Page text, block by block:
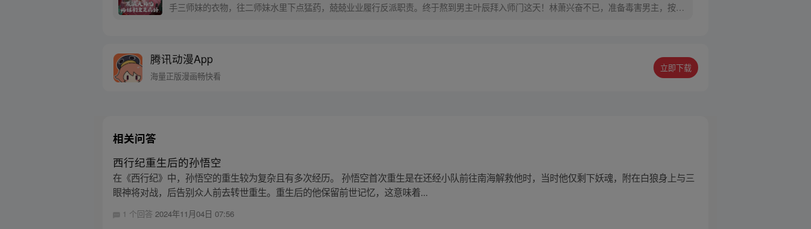
手三师妹的衣物，往二师妹水里下点猛药，兢兢业业履行反派职责。终于熬到男主叶辰拜入师门这天！林萧兴奋不已，准备毒害男主，按照
腾讯动漫App
海量正版漫画畅快看
立即下载
相关问答
西行纪重生后的孙悟空
在《西行纪》中，孙悟空的重生较为复杂且有多次经历。 孙悟空首次重生是在还经小队前往南海解救他时，当时他仅剩下妖魂，附在白狼身上与三
眼神将对战，后告别众人前去转世重生。重生后的他保留前世记忆，这意味着...
1 个回答2024年11月04日 07:56